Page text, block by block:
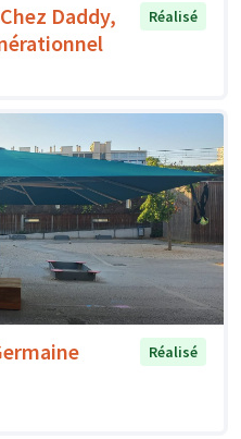
Daddy,
Réalisé
Réalisé